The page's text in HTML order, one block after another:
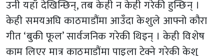
उनी यहाँ देखिन्छिन्, तब केही न केही गरेकी हुन्छिन् ।
केही समयअघि काठमाडौंमा आउँदा केशुले आफ्नो कौरा
गीत ‘बुकी फूल’ सार्वजनिक गरेकी थिइन् । केही विशेष
काम लिएर मात्र काठमाडौंमा पाइला टेक्ने गरेकी केशु